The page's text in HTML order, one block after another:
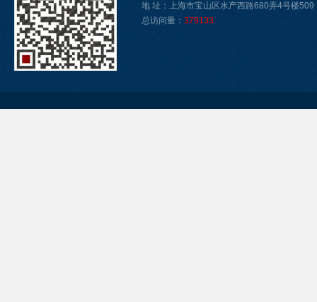
地 址：上海市宝山区水产西路680弄4号楼509
总访问量： 379133